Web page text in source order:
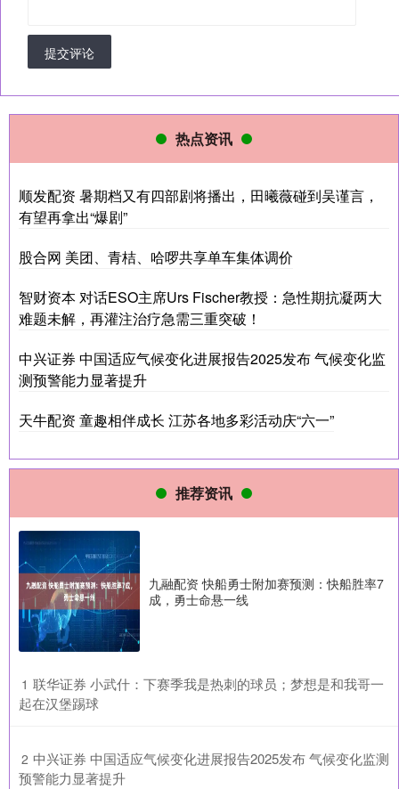
提交评论
热点资讯
顺发配资 暑期档又有四部剧将播出，田曦薇碰到吴谨言，
有望再拿出“爆剧”
股合网 美团、青桔、哈啰共享单车集体调价
智财资本 对话ESO主席Urs Fischer教授：急性期抗凝两大
难题未解，再灌注治疗急需三重突破！
中兴证券 中国适应气候变化进展报告2025发布 气候变化监
测预警能力显著提升
天牛配资 童趣相伴成长 江苏各地多彩活动庆“六一”
推荐资讯
九融配资 快船勇士附加赛预测：快船胜率7
成，勇士命悬一线
1 ​联华证券 小武什：下赛季我是热刺的球员；梦想是和我哥一
起在汉堡踢球
2 ​中兴证券 中国适应气候变化进展报告2025发布 气候变化监测
预警能力显著提升